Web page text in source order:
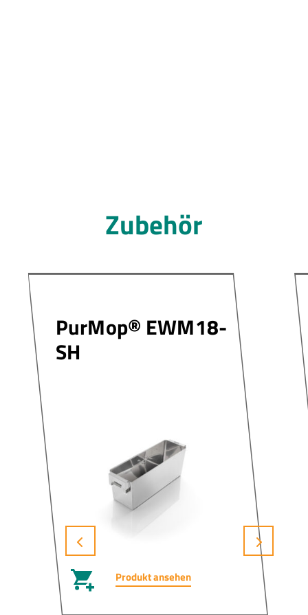
Zubehör
PurMop® EWM18-
SH
Produkt ansehen